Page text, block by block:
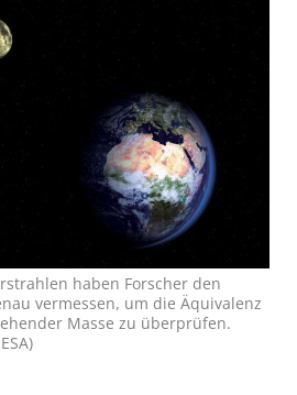
haben Forscher den
ver­messen, um die Äqui­valenz
Masse zu über­prüfen.